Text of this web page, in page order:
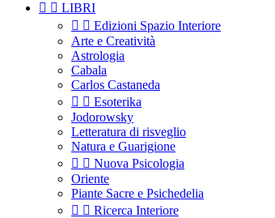
  LIBRI
  Edizioni Spazio Interiore
Arte e Creatività
Astrologia
Cabala
Carlos Castaneda
  Esoterika
Jodorowsky
Letteratura di risveglio
Natura e Guarigione
  Nuova Psicologia
Oriente
Piante Sacre e Psichedelia
  Ricerca Interiore